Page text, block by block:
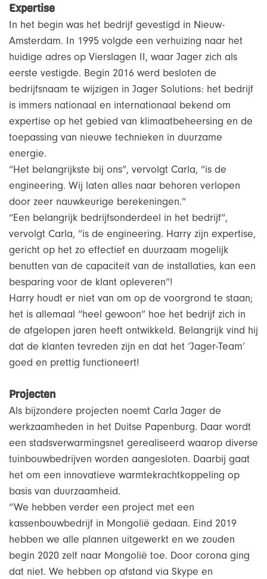
Expertise
In het begin was het bedrijf gevestigd in Nieuw-
Amsterdam. In 1995 volgde een verhuizing naar het
huidige adres op Vierslagen II, waar Jager zich als
eerste vestigde. Begin 2016 werd besloten de
bedrijfsnaam te wijzigen in Jager Solutions: het bedrijf
is immers nationaal en internationaal bekend om
expertise op het gebied van klimaatbeheersing en de
toepassing van nieuwe technieken in duurzame
energie.
“Het belangrijkste bij ons”, vervolgt Carla, “is de
engineering. Wij laten alles naar behoren verlopen
door zeer nauwkeurige berekeningen.”
“Een belangrijk bedrijfsonderdeel in het bedrijf”,
vervolgt Carla, “is de engineering. Harry zijn expertise,
gericht op het zo effectief en duurzaam mogelijk
benutten van de capaciteit van de installaties, kan een
besparing voor de klant opleveren”!
Harry houdt er niet van om op de voorgrond te staan;
het is allemaal “heel gewoon” hoe het bedrijf zich in
de afgelopen jaren heeft ontwikkeld. Belangrijk vind hij
dat de klanten tevreden zijn en dat het ‘Jager-Team’
goed en prettig functioneert!
Projecten
Als bijzondere projecten noemt Carla Jager de
werkzaamheden in het Duitse Papenburg. Daar wordt
een stadsverwarmingsnet gerealiseerd waarop diverse
tuinbouwbedrijven worden aangesloten. Daarbij gaat
het om een innovatieve warmtekrachtkoppeling op
basis van duurzaamheid.
“We hebben verder een project met een
kassenbouwbedrijf in Mongolië gedaan. Eind 2019
hebben we alle plannen uitgewerkt en we zouden
begin 2020 zelf naar Mongolië toe. Door corona ging
dat niet. We hebben op afstand via Skype en